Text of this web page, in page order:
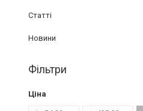
Статті
Новини
Фільтри
Ціна